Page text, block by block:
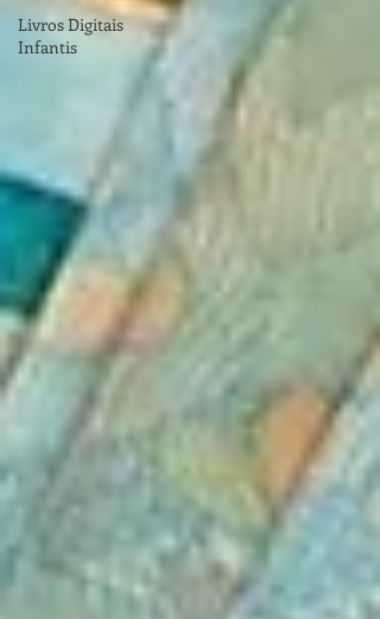
Livros Digitais
Infantis